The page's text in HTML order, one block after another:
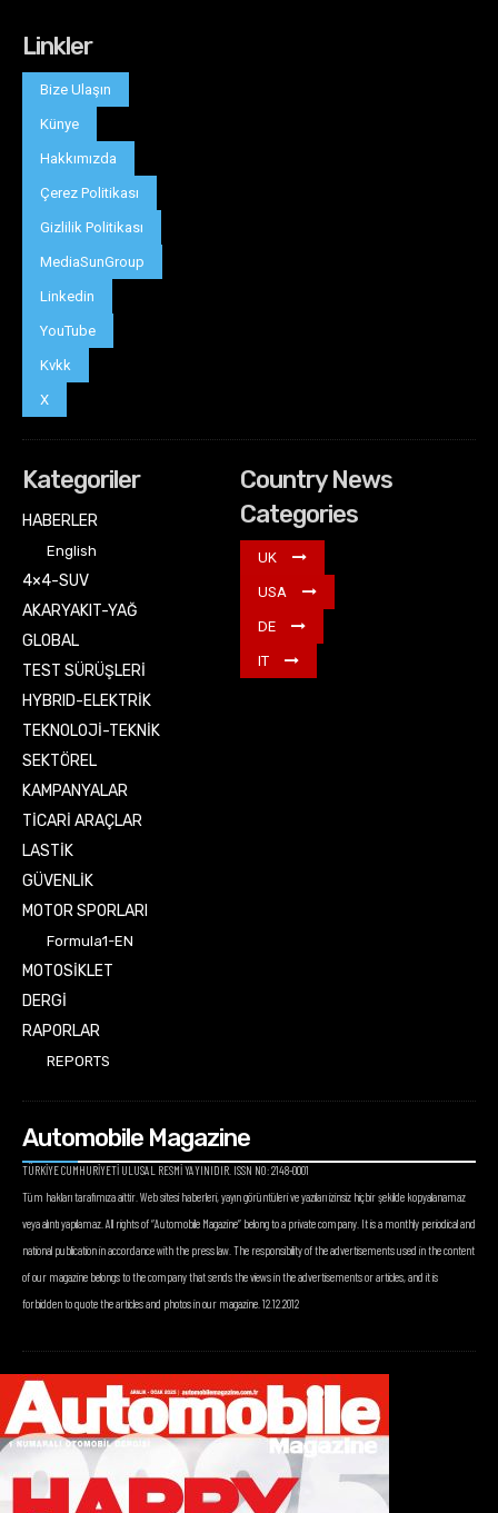
Linkler
Bize Ulaşın
Künye
Hakkımızda
Çerez Politikası
Gizlilik Politikası
MediaSunGroup
Linkedin
YouTube
Kvkk
X
Kategoriler
HABERLER
English
4×4-SUV
AKARYAKIT-YAĞ
GLOBAL
TEST SÜRÜŞLERİ
HYBRID-ELEKTRİK
TEKNOLOJİ-TEKNİK
SEKTÖREL
KAMPANYALAR
TİCARİ ARAÇLAR
LASTİK
GÜVENLİK
MOTOR SPORLARI
Formula1-EN
MOTOSİKLET
DERGİ
RAPORLAR
REPORTS
Country News
Categories
UK
USA
DE
IT
Automobile Magazine
TÜRKİYE CUMHURİYETİ ULUSAL RESMİ YAYINIDIR. ISSN NO: 2148-0001
Tüm hakları tarafımıza aittir. Web sitesi haberleri, yayın görüntüleri ve yazıları izinsiz hiçbir şekilde kopyalanamaz
veya alıntı yapılamaz. All rights of “Automobile Magazine” belong to a private company. It is a monthly periodical and
national publication in accordance with the press law. The responsibility of the advertisements used in the content
of our magazine belongs to the company that sends the views in the advertisements or articles, and it is
forbidden to quote the articles and photos in our magazine. 12.12.2012